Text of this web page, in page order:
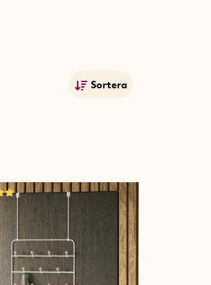
Sortera
Högsta pris
Publiceringsdatum